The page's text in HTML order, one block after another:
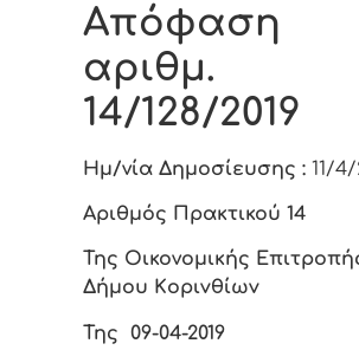
Απόφαση
αριθμ.
14/128/2019
Ημ/νία Δημοσίευσης : 11/4/
Αριθμός Πρακτικού 14
Της Οικονομικής
Δήμoυ Κoριvθίωv
Της 09-04-2019